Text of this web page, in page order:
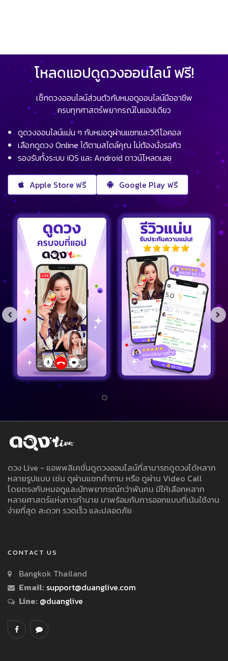
โหลดแอปดูดวงออนไลน์ ฟรี!
เช็กดวงออนไลน์ส่วนตัวกับหมอดูออนไลน์มืออาชีพ
ครบทุกศาสตร์พยากรณ์ในแอปเดียว
ดูดวงออนไลน์แม่น ๆ กับหมอดูผ่านแชทและวิดีโอคอล
เลือกดูดวง Online ได้ตามสไตล์คุณ ไม่ต้องนั่งรอคิว
รองรับทั้งระบบ iOS และ Android ดาวน์โหลดเลย
Apple Store ฟรี Google Play ฟรี
ดวง Live - แอพพลิเคชั่นดูดวงออนไลน์ที่สามารถดูดวงได้หลาก
หลายรูปแบบ เช่น ดูผ่านแชทคำถาม หรือ ดูผ่าน Video Call
โดยตรงกับหมอดูและนักพยากรณ์กว่าพันคน มีให้เลือกหลาก
หลายศาสตร์แห่งการทำนาย มาพร้อมกับการออกแบบที่เน้นใช้งาน
ง่ายที่สุด สะดวก รวดเร็ว และปลอดภัย
CONTACT US
Bangkok Thailand
Email: support@duanglive.com
Line: @duanglive